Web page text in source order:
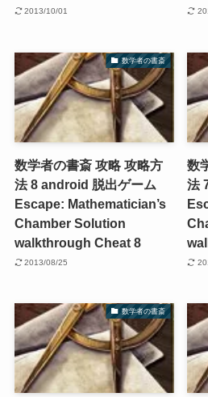
2013/10/01
数学者の書斎
数学者の書斎 攻略 攻略方
法 8 android 脱出ゲーム
Escape: Mathematician’s
Chamber Solution
walkthrough Cheat 8
2013/08/25
数
法
数学者の書斎